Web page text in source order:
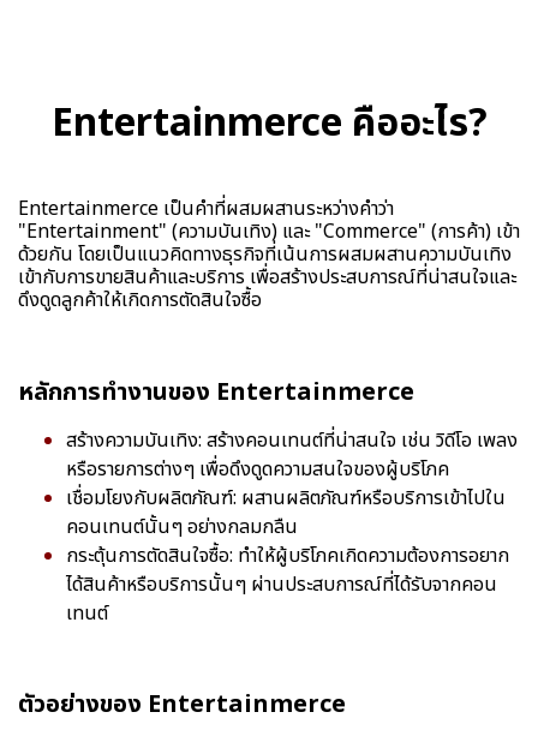
Entertainmerce คืออะไร?
Entertainmerce เป็นคำที่ผสมผสานระหว่างคำว่า
"Entertainment" (ความบันเทิง) และ "Commerce" (การค้า) เข้า
ด้วยกัน โดยเป็นแนวคิดทางธุรกิจที่เน้นการผสมผสานความบันเทิง
เข้ากับการขายสินค้าและบริการ เพื่อสร้างประสบการณ์ที่น่าสนใจและ
ดึงดูดลูกค้าให้เกิดการตัดสินใจซื้อ
หลักการทำงานของ Entertainmerce
สร้างความบันเทิง: สร้างคอนเทนต์ที่น่าสนใจ เช่น วิดีโอ เพลง
หรือรายการต่างๆ เพื่อดึงดูดความสนใจของผู้บริโภค
เชื่อมโยงกับผลิตภัณฑ์: ผสานผลิตภัณฑ์หรือบริการเข้าไปใน
คอนเทนต์นั้นๆ อย่างกลมกลืน
กระตุ้นการตัดสินใจซื้อ: ทำให้ผู้บริโภคเกิดความต้องการอยาก
ได้สินค้าหรือบริการนั้นๆ ผ่านประสบการณ์ที่ได้รับจากคอน
เทนต์
ตัวอย่างของ Entertainmerce